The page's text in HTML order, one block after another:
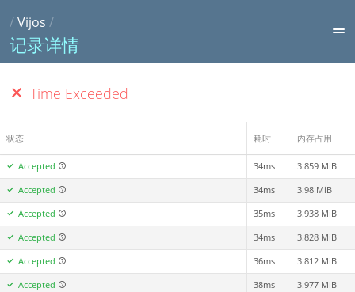
/Vijos /
记录详情
Time Exceeded
状态 耗时 内存占用
Accepted 34ms 3.859 MiB
Accepted 34ms 3.98 MiB
Accepted 35ms 3.938 MiB
Accepted 34ms 3.828 MiB
Accepted 36ms 3.812 MiB
Accepted 38ms 3.977 MiB